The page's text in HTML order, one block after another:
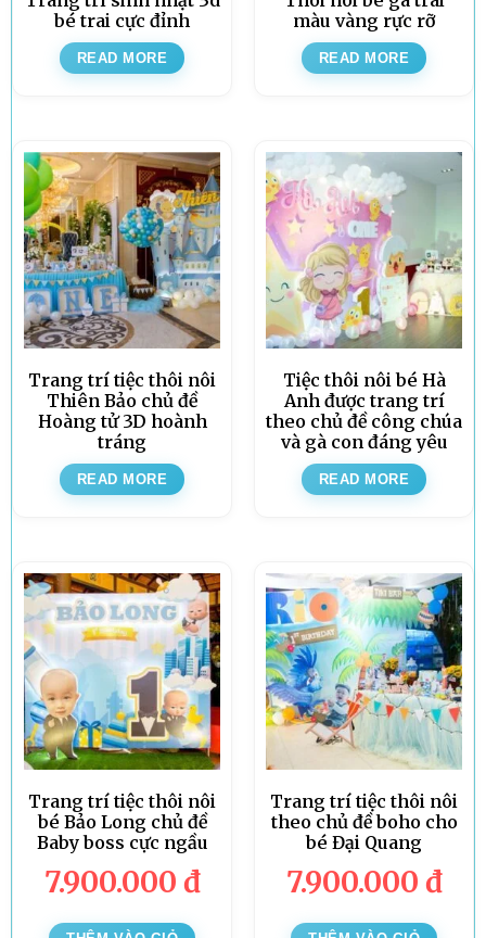
bé trai cực đỉnh
READ MORE
màu vàng rực rỡ
READ MORE
Trang trí tiệc thôi nôi
Thiên Bảo chủ đề
Hoàng tử 3D hoành
tráng
READ MORE
Tiệc thôi nôi bé Hà
Anh được trang trí
theo chủ đề công chúa
và gà con đáng yêu
READ MORE
Trang trí tiệc thôi nôi
bé Bảo Long chủ đề
Baby boss cực ngầu
7.900.000 đ
Trang trí tiệc thôi nôi
theo chủ đề boho cho
bé Đại Quang
7.900.000 đ